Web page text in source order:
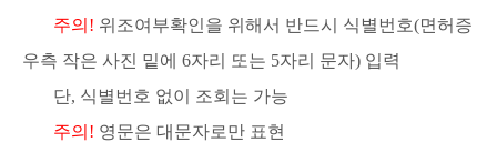
주의! 위조여부확인을 위해서 반드시 식별번호(면허증
우측 작은 사진 밑에 6자리 또는 5자리 문자) 입력
단, 식별번호 없이 조회는 가능
주의! 영문은 대문자로만 표현